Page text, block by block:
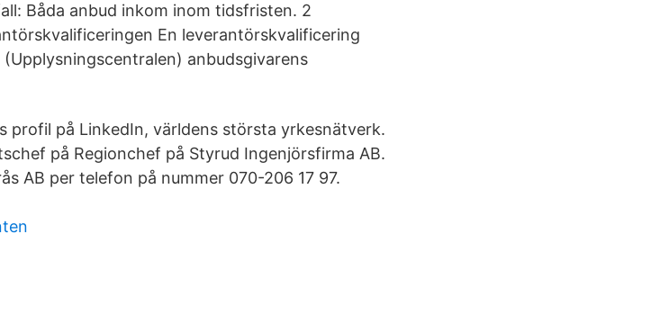
Båda anbud inkom inom tidsfristen. 2
En leverantörskvalificering
anbudsgivarens
profil på LinkedIn, världens största yrkesnätverk.
på Regionchef på Styrud Ingenjörsfirma AB.
AB per telefon på nummer 070-206 17 97.